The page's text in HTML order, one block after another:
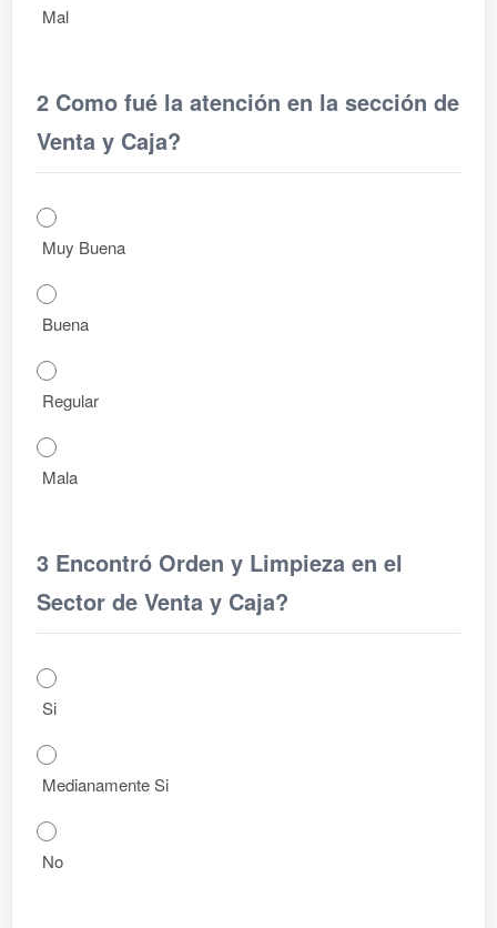
Mal
2 Como fué la atención en la sección de
Venta y Caja?
Muy Buena
Buena
Regular
Mala
3 Encontró Orden y Limpieza en el
Sector de Venta y Caja?
Si
Medianamente Si
No